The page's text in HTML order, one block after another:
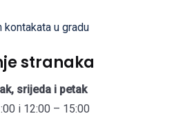
u gradu
stranaka
srijeda i petak
i 12:00 – 15:00